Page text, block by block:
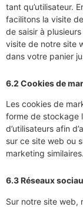
tant qu’utilisateur.
facilitons la visite
de saisir à
visite de notre site
dans votre panier
6.2 Cookies de
Les cookies de
forme de stockage
d’utilisateurs afin
sur ce site web ou
marketing similaires.
6.3 Réseaux
Sur notre site web,